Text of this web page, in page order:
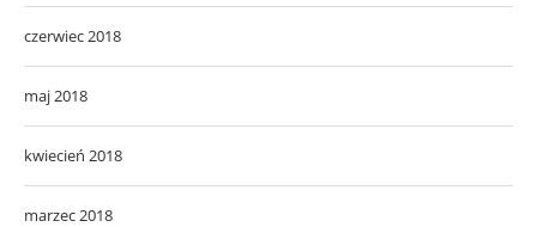
czerwiec 2018
maj 2018
kwiecień 2018
marzec 2018